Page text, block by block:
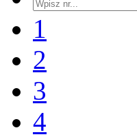
1
2
3
4